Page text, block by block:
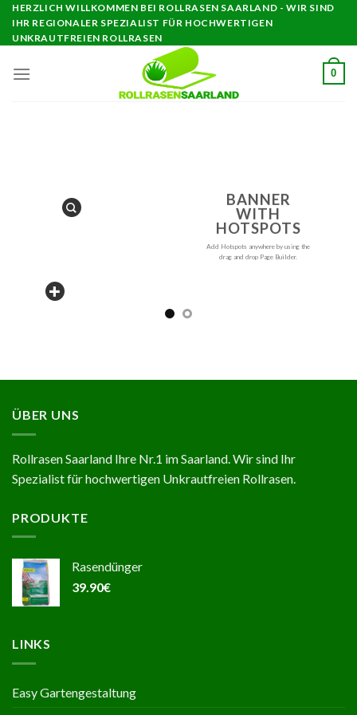
Skip
content
HERZLICH WILLKOMMEN BEI ROLLRASEN SAARLAND - WIR SIND
IHR REGIONALER SPEZIALIST FÜR HOCHWERTIGEN
UNKRAUTFREIEN ROLLRASEN
0
BANNER
WITH
HOTSPOTS
Add Hotspots anywhere by using the
drag and drop Page Builder.
ÜBER UNS
Rollrasen Saarland Ihre Nr.1 im Saarland. Wir sind Ihr
Spezialist für hochwertigen Unkrautfreien Rollrasen.
PRODUKTE
Rasendünger
39.90€
LINKS
Easy Gartengestaltung